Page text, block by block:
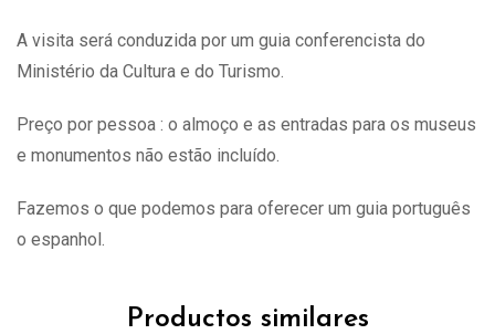
A visita será conduzida por um guia conferencista do
Ministério da Cultura e do Turismo.
Preço por pessoa : o almoço e as entradas para os museus
e monumentos não estão incluído.
Fazemos o que podemos para oferecer um guia português
o espanhol.
Productos similares